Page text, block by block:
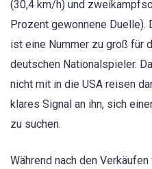
(30,4 km/h) und
Prozent gewonnene Duelle).
ist eine Nummer zu groß für
deutschen Nationalspieler.
nicht mit in die USA reisen
klares Signal an ihn, sich
zu suchen.
Während nach den